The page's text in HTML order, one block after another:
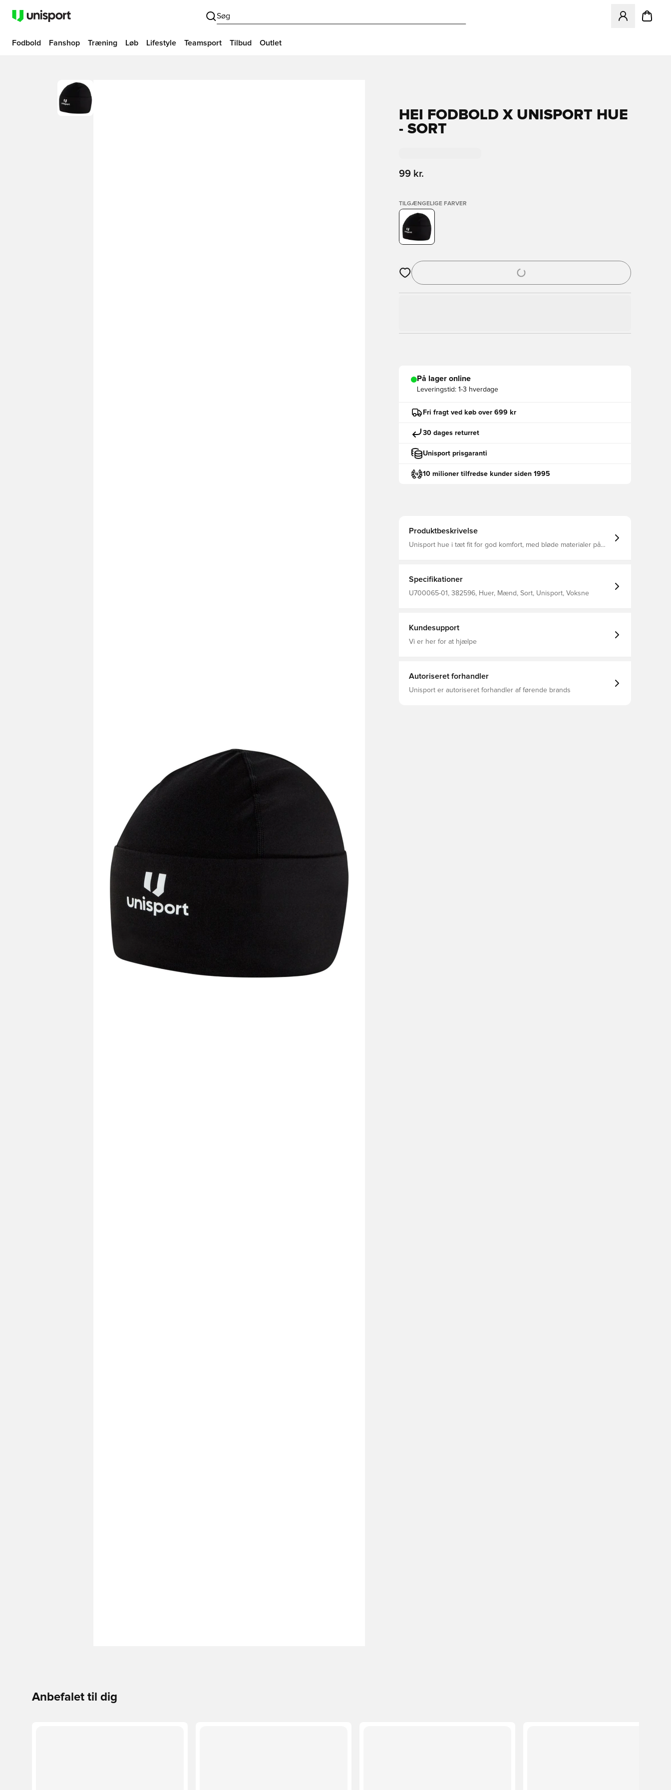
Søg
Åbner en
Fodbold Fanshop Træning Løb Lifestyle Teamsport Tilbud Outlet
HEI FODBOLD X UNISPORT HUE
- SORT
99 kr.
TILGÆNGELIGE FARVER
Åbner en Modal til at logge ind eller tilmelde dig som medlem
På lager online
Leveringstid: 1-3 hverdage
Fri fragt ved køb over 699 kr
30 dages returret
Unisport prisgaranti
10 milioner tilfredse kunder siden 1995
Produktbeskrivelse
Unisport hue i tæt fit for god komfort, med bløde materialer på
Specifikationer
U700065-01, 382596, Huer, Mænd, Sort, Unisport, Voksne
Kundesupport
Vi er her for at hjælpe
Autoriseret forhandler
Unisport er autoriseret forhandler af førende brands
Anbefalet til dig